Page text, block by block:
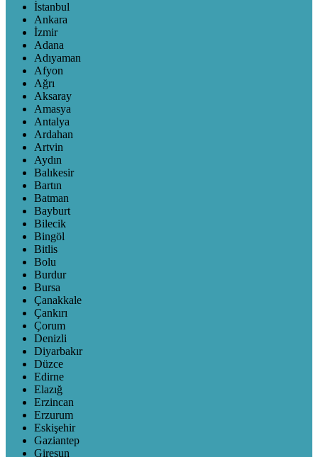
İstanbul
Ankara
İzmir
Adana
Adıyaman
Afyon
Ağrı
Aksaray
Amasya
Antalya
Ardahan
Artvin
Aydın
Balıkesir
Bartın
Batman
Bayburt
Bilecik
Bingöl
Bitlis
Bolu
Burdur
Bursa
Çanakkale
Çankırı
Çorum
Denizli
Diyarbakır
Düzce
Edirne
Elazığ
Erzincan
Erzurum
Eskişehir
Gaziantep
Giresun